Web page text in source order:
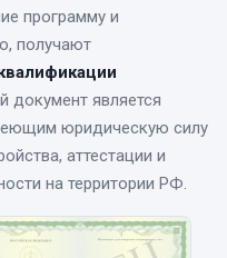
программу и
получают
документ является
юридическую силу
аттестации и
на территории РФ.